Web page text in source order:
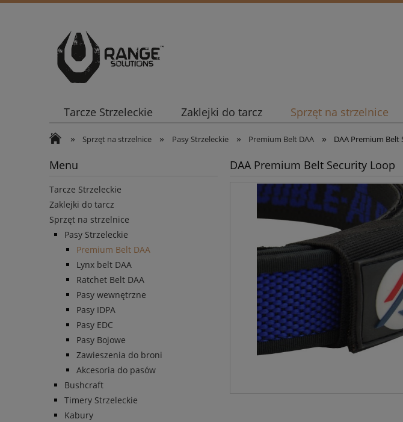
Tarcze Strzeleckie Zaklejki do tarcz Sprzęt na strzelnice
» Sprzęt na strzelnice » Pasy Strzeleckie » Premium Belt DAA » DAA Premium Belt
Menu
Tarcze Strzeleckie
Zaklejki do tarcz
Sprzęt na strzelnice
Pasy Strzeleckie
Premium Belt DAA
Lynx belt DAA
Ratchet Belt DAA
Pasy wewnętrzne
Pasy IDPA
Pasy EDC
Pasy Bojowe
Zawieszenia do broni
Akcesoria do pasów
Bushcraft
Timery Strzeleckie
Kabury
DAA Premium Belt Security Loop